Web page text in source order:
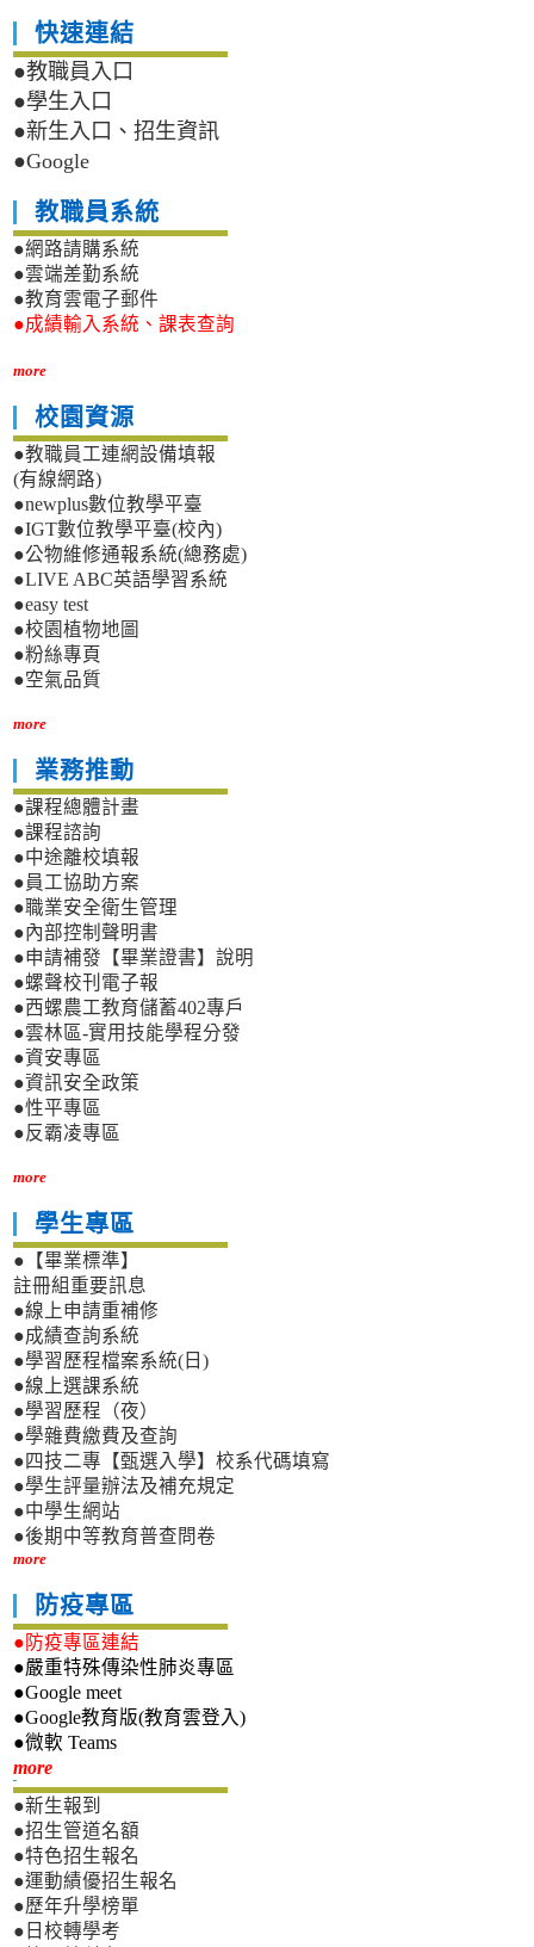
快速連結
●教職員入口
●學生入口
●新生入口、招生資訊
●Google
教職員系統
●網路請購系統
●雲端差勤系統
●教育雲電子郵件
●成績輸入系統、課表查詢
more
校園資源
●教職員工連網設備填報
(有線網路)
●newplus數位教學平臺
●IGT數位教學平臺(校內)
●公物維修通報系統(總務處)
●LIVE ABC英語學習系統
●easy test
●校園植物地圖
●粉絲專頁
●空氣品質
more
業務推動
●課程總體計畫
●課程諮詢
●中途離校填報
●員工協助方案
●職業安全衛生管理
●內部控制聲明書
●申請補發【畢業證書】說明
●螺聲校刊電子報
●西螺農工教育儲蓄402專戶
●雲林區-實用技能學程分發
●資安專區
●資訊安全政策
●性平專區
●反霸凌專區
more
學生專區
●【畢業標準】
註冊組重要訊息
●線上申請重補修
●成績查詢系統
●學習歷程檔案系統(日)
●線上選課系統
●學習歷程（夜）
●學雜費繳費及查詢
●四技二專【甄選入學】校系代碼填寫
●學生評量辦法及補充規定
●中學生網站
●後期中等教育普查問卷
more
防疫專區
●防疫專區連結
●嚴重特殊傳染性肺炎專區
●Google meet
●Google教育版(教育雲登入)
●微軟 Teams
more新生專區
●新生報到
●招生管道名額
●特色招生報名
●運動績優招生報名
●歷年升學榜單
●日校轉學考